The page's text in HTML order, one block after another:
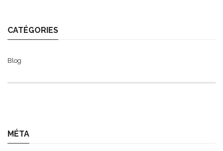
CATÉGORIES
Blog
MÉTA